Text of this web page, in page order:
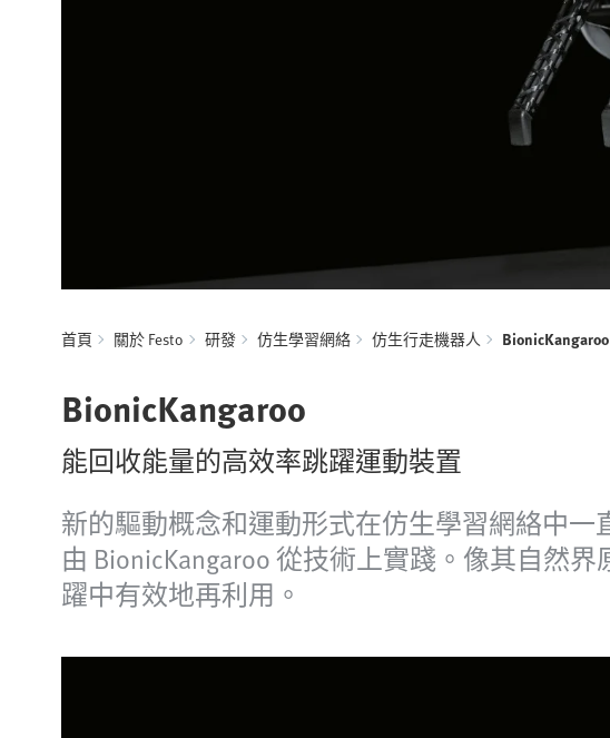
首頁 關於 Festo 研發 仿生學習網絡 仿生行走機器人 BionicKangaroo
BionicKangaroo
能回收能量的高效率跳躍運動裝置
新的驅動概念和運動形式在仿生學習網絡中
由 BionicKangaroo 從技術上實踐。像其自然
躍中有效地再利用。